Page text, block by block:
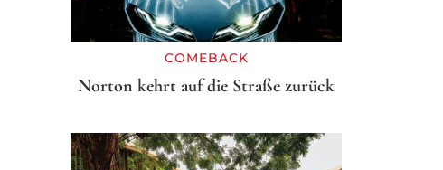
COMEBACK
Norton kehrt auf die Straße zurück